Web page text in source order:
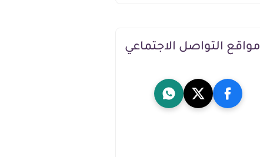
مواقع التواصل الاجتماعي